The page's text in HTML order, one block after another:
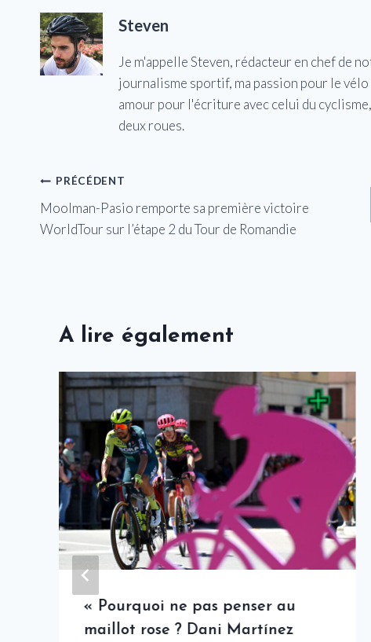
Steven
Je m'appelle Steven, rédacteur en chef de
journalisme sportif, ma passion pour le
amour pour l'écriture avec celui du
deux roues.
Navigation
de
PRÉCÉDENT
Moolman-Pasio remporte sa première victoire
WorldTour sur l’étape 2 du Tour de Romandie
A lire également
« Pourquoi ne pas penser au
maillot rose ? Dani Martínez